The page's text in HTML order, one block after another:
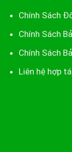
Chính Sách
Chính Sách
Chính Sách
Liên hệ hợp